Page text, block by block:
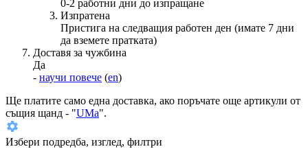
0-2 работни дни до изпращане
Изпратена
Пристига на следващия работен ден (имате 7 дни
да вземете пратката)
Доставя за чужбина
Да
- научи повече (en)
Ще платите само една доставка, ако поръчате още артикули от
същия щанд - "UMa".
Избери подредба, изглед, филтри